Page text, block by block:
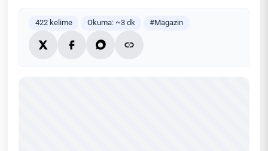
422 kelime Okuma: ~3 dk #Magazin